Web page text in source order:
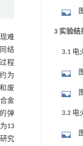
难
结
程
为
废
金
弹
13
究
3 实验结
3.1 电
3.2 电